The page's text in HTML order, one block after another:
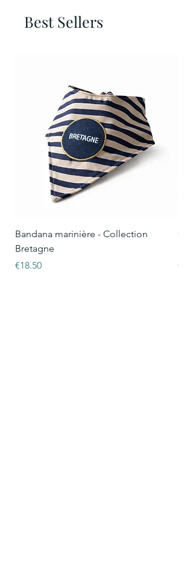
Best Sellers
Bandana marinière - Collection
Bretagne
Price
€18.50
Price